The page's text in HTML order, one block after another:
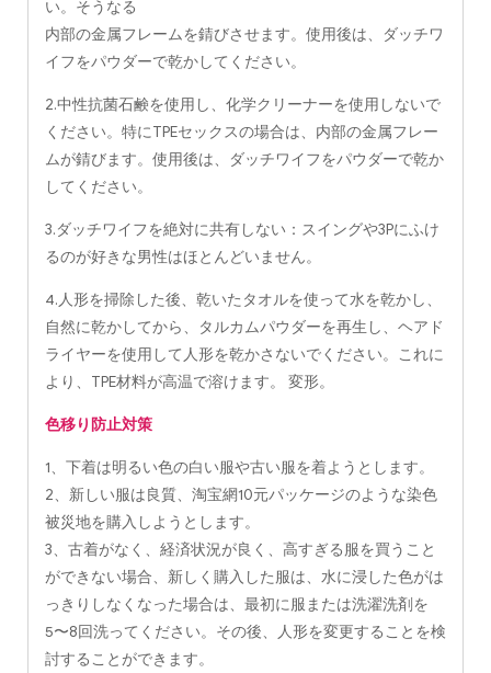
い。そうなる
内部の金属フレームを錆びさせます。使用後は、ダッチワ
イフをパウダーで乾かしてください。
2.中性抗菌石鹸を使用し、化学クリーナーを使用しないで
ください。特にTPEセックスの場合は、内部の金属フレー
ムが錆びます。使用後は、ダッチワイフをパウダーで乾か
してください。
3.ダッチワイフを絶対に共有しない：スイングや3Pにふけ
るのが好きな男性はほとんどいません。
4.人形を掃除した後、乾いたタオルを使って水を乾かし、
自然に乾かしてから、タルカムパウダーを再生し、ヘアド
ライヤーを使用して人形を乾かさないでください。これに
より、TPE材料が高温で溶けます。 変形。
色移り防止対策
1、下着は明るい色の白い服や古い服を着ようとします。
2、新しい服は良質、淘宝網10元パッケージのような染色
被災地を購入しようとします。
3、古着がなく、経済状況が良く、高すぎる服を買うこと
ができない場合、新しく購入した服は、水に浸した色がは
っきりしなくなった場合は、最初に服または洗濯洗剤を
5〜8回洗ってください。その後、人形を変更することを検
討することができます。